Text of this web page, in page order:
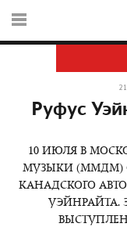
Руфус
10 ИЮЛЯ В
МУЗЫКИ (ММДМ)
КАНАДСКОГО
УЭЙНРАЙТА.